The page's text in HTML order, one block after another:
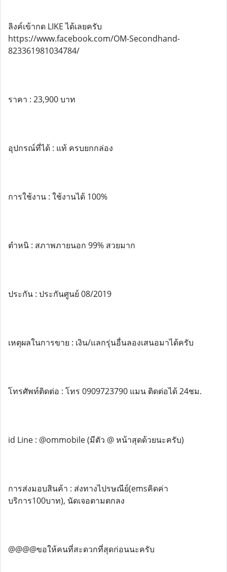
ลิงค์เข้ากด LIKE ได้เลยครับ
https://www.facebook.com/OM-Secondhand-
823361981034784/
ราคา : 23,900 บาท
อุปกรณ์ที่ได้ : แท้ ครบยกกล่อง
การใช้งาน : ใช้งานได้ 100%
ตำหนิ : สภาพภายนอก 99% สวยมาก
ประกัน : ประกันศูนย์ 08/2019
เหตุผลในการขาย : เงิน/แลกรุ่นอื่นลองเสนอมาได้ครับ
โทรศัพท์ติดต่อ : โทร 0909723790 แมน ติดต่อได้ 24ชม.
id Line : @ommobile (มีตัว @ หน้าสุดด้วยนะครับ)
การส่งมอบสินค้า : ส่งทางไปรษณีย์(emsคิดค่า
บริการ100บาท), นัดเจอตามตกลง
@@@@ขอให้คนที่สะดวกที่สุดก่อนนะครับ